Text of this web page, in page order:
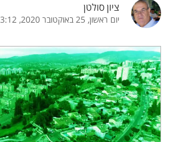
ציון סולטן
יום ראשון, 25 באוקטובר 2020, 03:12